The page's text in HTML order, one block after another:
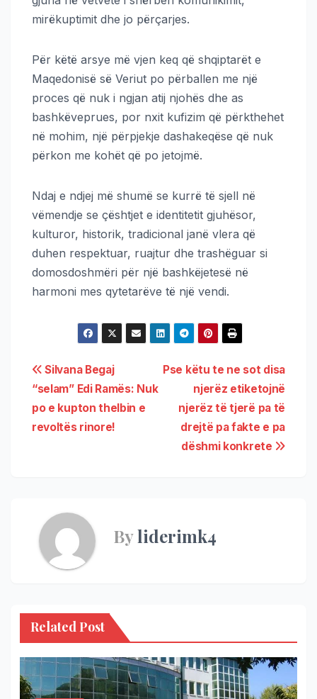
mirëkuptimit dhe jo përçarjes.
Për këtë arsye më vjen keq që shqiptarët e
Maqedonisë së Veriut po përballen me një
proces që nuk i ngjan atij njohës dhe as
bashkëveprues, por nxit kufizim që përkthehet
në mohim, një përpjekje dashakeqëse që nuk
përkon me kohët që po jetojmë.
Ndaj e ndjej më shumë se kurrë të sjell në
vëmendje se çështjet e identitetit gjuhësor,
kulturor, historik, tradicional janë vlera që
duhen respektuar, ruajtur dhe trashëguar si
domosdoshmëri për një bashkëjetesë në
harmoni mes qytetarëve të një vendi.
Pse këtu te ne sot disa
njerëz etiketojnë
njerëz të tjerë pa të
drejtë pa fakte e pa
dëshmi konkrete
Silvana Begaj
“selam” Edi Ramës: Nuk
po e kupton thelbin e
revoltës rinore!
Byliderimk4
Related Post